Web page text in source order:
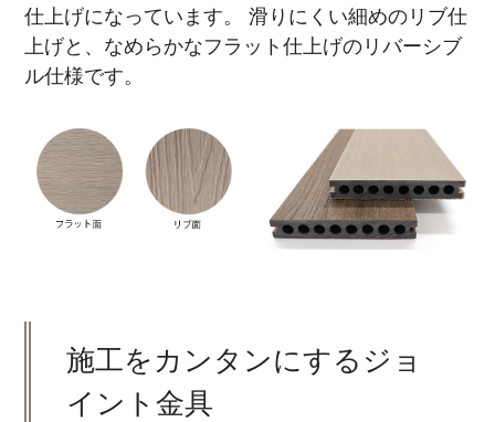
仕上げになっています。 滑りにくい細めのリブ仕
上げと、なめらかなフラット仕上げのリバーシブ
ル仕様です。
施工をカンタンにするジョ
イント金具